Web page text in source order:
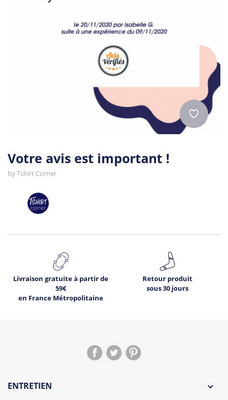
Votre avis est important !
byTshirt Corner
Livraison gratuite à partir de
59€
en France Métropolitaine
Retour produit
sous 30 jours
ENTRETIEN